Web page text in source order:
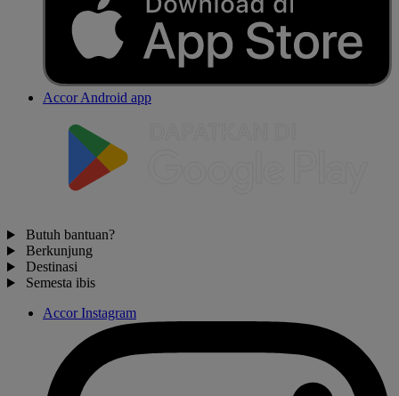
Accor Android app
Butuh bantuan?
Berkunjung
Destinasi
Semesta ibis
Accor Instagram